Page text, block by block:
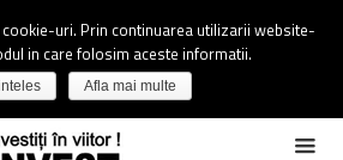
uri. Prin continuarea utilizarii website-
in care folosim aceste informatii.
Afla mai multe